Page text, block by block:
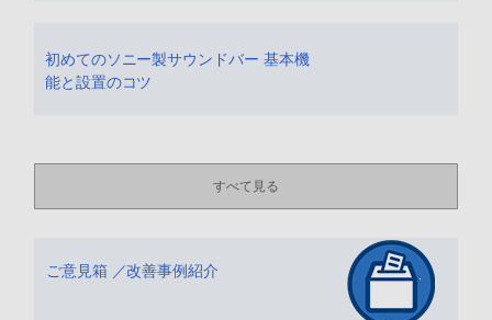
初めてのソニー製サウンドバー 基本機
能と設置のコツ
すべて見る
ご意見箱 ／改善事例紹介